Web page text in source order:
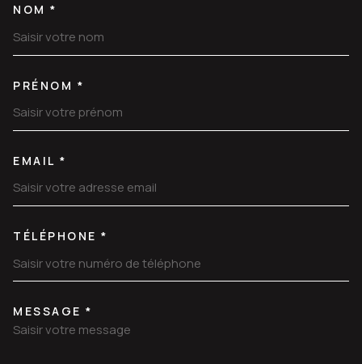
NOM *
PRÉNOM *
EMAIL *
TÉLÉPHONE *
TRAD_MELTEM_VOREDEMANDE
MESSAGE *